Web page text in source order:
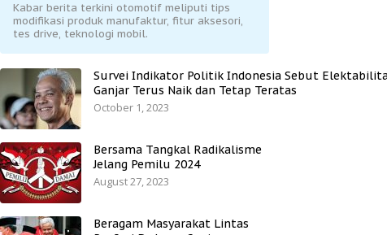
Kabar berita terkini otomotif meliputi tips
modifikasi produk manufaktur, fitur aksesori,
tes drive, teknologi mobil.
Survei Indikator Politik Indonesia Sebut
Ganjar Terus Naik dan Tetap Teratas
October 1, 2023
Bersama Tangkal Radikalisme
Jelang Pemilu 2024
August 27, 2023
Beragam Masyarakat Lintas